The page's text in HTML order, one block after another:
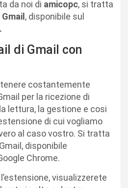
da noi di amicopc, si tratta
, disponibile sul
di Gmail con
costantemente
per la ricezione di
lettura, la gestione e cosi
di cui vogliamo
al caso vostro. Si tratta
disponibile
Chrome.
visualizzerete